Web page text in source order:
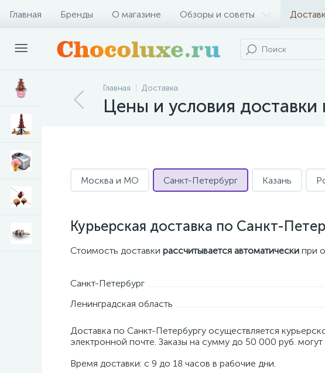
Главная Бренды О магазине Обзоры и советы
Главная Доставка
Цены и условия
Москва и МО Санкт-Петербург Казань
Курьерская доставка по Санкт-
Стоимость доставки рассчитывается автоматически при
Санкт-Петербург
Ленинградская область
Доставка по Санкт-Петербургу осуществляется
электронной почте. Заказы на сумму до 50 000 руб.
Время доставки: с 9 до 18 часов в рабочие дни.